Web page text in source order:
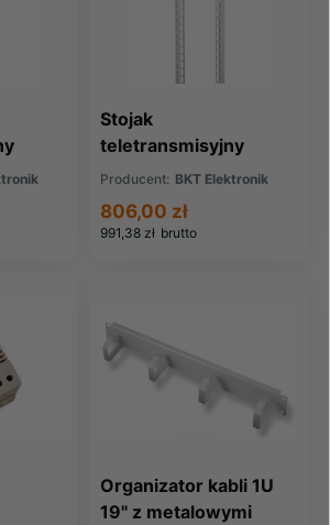
Stojak
teletransmisyjny
pojedyńczy BKT
RAL 7035 DATA
Producent: BKT Elektronik
991,38 zł brutto
806,00 zł
Organizator kabli 1U
19" z metalowymi